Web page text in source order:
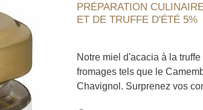
PRÉPARATION
ET DE TRUFFE D'ÉTÉ 5%
Notre miel d'acacia à la
fromages tels que le
Chavignol. Surprenez vos